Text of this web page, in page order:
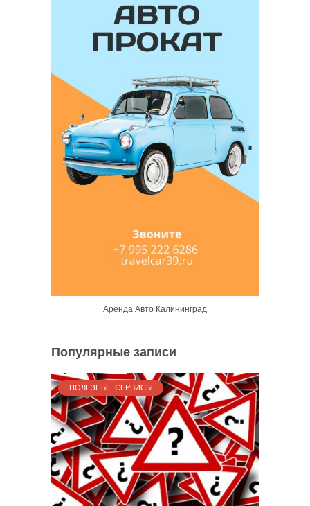
Аренда Авто Калининград
Популярные записи
ПОЛЕЗНЫЕ СЕРВИСЫ